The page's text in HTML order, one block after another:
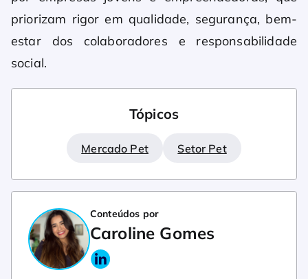
priorizam rigor em qualidade, segurança, bem-
estar dos colaboradores e responsabilidade
social.
Tópicos
Mercado Pet Setor Pet
Conteúdos por
Caroline Gomes